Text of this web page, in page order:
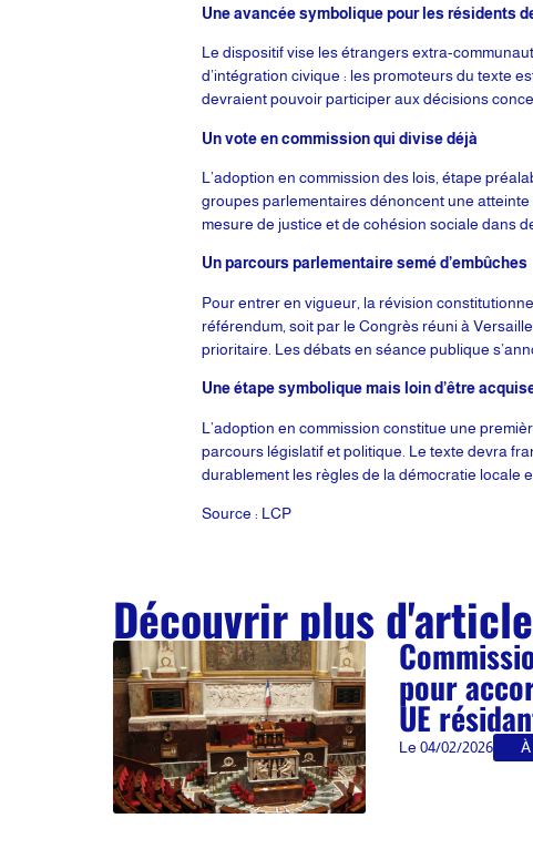
Une avancée symbolique pour les résidents
Le dispositif vise les étrangers extra-
d’intégration civique : les promoteurs du texte
devraient pouvoir participer aux décisions
Un vote en commission qui divise déjà
L’adoption en commission des lois, étape
groupes parlementaires dénoncent une
mesure de justice et de cohésion sociale dans
Un parcours parlementaire semé d’embûches
Pour entrer en vigueur, la révision
référendum, soit par le Congrès réuni à
prioritaire. Les débats en séance publique
Une étape symbolique mais loin d’être
L’adoption en commission constitue une
parcours législatif et politique. Le texte devra
durablement les règles de la démocratie locale
Source : LCP
Découvrir plus
pour
UE
Le 04/02/2026